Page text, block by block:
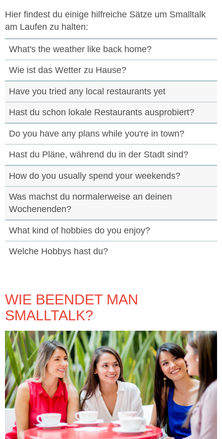
Hier findest du einige hilfreiche Sätze um Smalltalk
am Laufen zu halten:
What's the weather like back home?
Wie ist das Wetter zu Hause?
Have you tried any local restaurants yet
Hast du schon lokale Restaurants ausprobiert?
Do you have any plans while you're in town?
Hast du Pläne, während du in der Stadt sind?
How do you usually spend your weekends?
Was machst du normalerweise an deinen
Wochenenden?
What kind of hobbies do you enjoy?
Welche Hobbys hast du?
WIE BEENDET MAN
SMALLTALK?